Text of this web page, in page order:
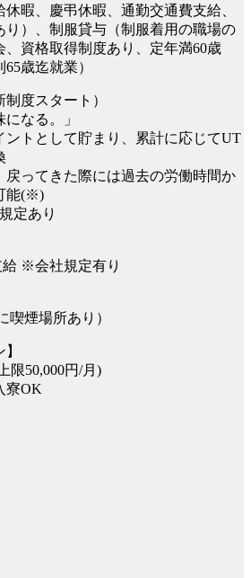
暇、慶弔休暇、通勤交通費支給、
）、制服貸与（制服着用の職場の
、資格取得制度あり、定年満60歳
歳迄就業）
度スタート）
になる。」
ントとして貯まり、累計に応じてUT
戻ってきた際には過去の労働時間か
能(※)
定あり
給 ※会社規定有り
喫煙場所あり）
限50,000円/月)
寮OK